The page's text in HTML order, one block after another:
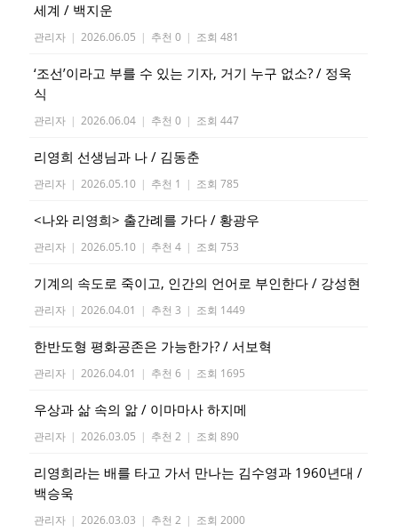
세계 / 백지운
관리자 | 2026.06.05 | 추천 0 | 조회 481
‘조선’이라고 부를 수 있는 기자, 거기 누구 없소? / 정욱
식
관리자 | 2026.06.04 | 추천 0 | 조회 447
리영희 선생님과 나 / 김동춘
관리자 | 2026.05.10 | 추천 1 | 조회 785
<나와 리영희> 출간례를 가다 / 황광우
관리자 | 2026.05.10 | 추천 4 | 조회 753
기계의 속도로 죽이고, 인간의 언어로 부인한다 / 강성현
관리자 | 2026.04.01 | 추천 3 | 조회 1449
한반도형 평화공존은 가능한가? / 서보혁
관리자 | 2026.04.01 | 추천 6 | 조회 1695
우상과 삶 속의 앎 / 이마마사 하지메
관리자 | 2026.03.05 | 추천 2 | 조회 890
리영희라는 배를 타고 가서 만나는 김수영과 1960년대 /
백승욱
관리자 | 2026.03.03 | 추천 2 | 조회 2000